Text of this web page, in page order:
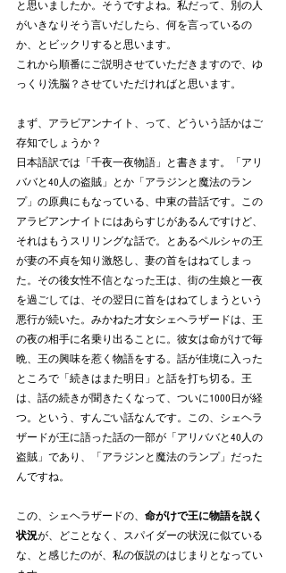
と思いましたか。そうですよね。私だって、別の人
がいきなりそう言いだしたら、何を言っているの
か、とビックリすると思います。
これから順番にご説明させていただきますので、ゆ
っくり洗脳？させていただければと思います。
まず、アラビアンナイト、って、どういう話かはご
存知でしょうか？
日本語訳では「千夜一夜物語」と書きます。「アリ
ババと40人の盗賊」とか「アラジンと魔法のラン
プ」の原典にもなっている、中東の昔話です。この
アラビアンナイトにはあらすじがあるんですけど、
それはもうスリリングな話で。とあるペルシャの王
が妻の不貞を知り激怒し、妻の首をはねてしまっ
た。その後女性不信となった王は、街の生娘と一夜
を過ごしては、その翌日に首をはねてしまうという
悪行が続いた。みかねた才女シェヘラザードは、王
の夜の相手に名乗り出ることに。彼女は命がけで毎
晩、王の興味を惹く物語をする。話が佳境に入った
ところで「続きはまた明日」と話を打ち切る。王
は、話の続きが聞きたくなって、ついに1000日が経
つ。という、すんごい話なんです。この、シェヘラ
ザードが王に語った話の一部が「アリババと40人の
盗賊」であり、「アラジンと魔法のランプ」だった
んですね。
この、シェヘラザードの、 命がけで王に物語を説く
状況が、どことなく、スパイダーの状況に似ている
な、と感じたのが、私の仮説のはじまりとなってい